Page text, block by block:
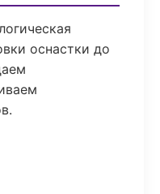
оснастки до